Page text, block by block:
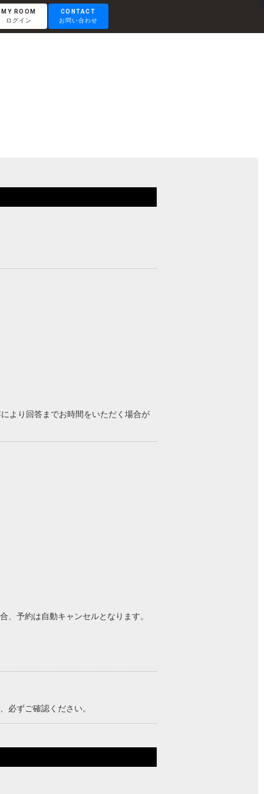
RENTAL LOUNGE
HISAYA ODORI
MY ROOM
ログイン
CONTACT
お問い合わせ
より回答までお時間をいただく場合が
予約は自動キャンセルとなります。
必ずご確認ください。